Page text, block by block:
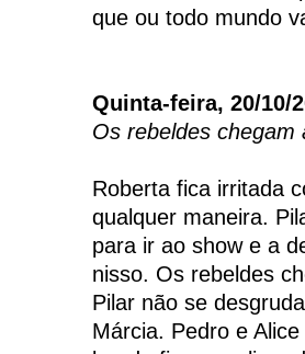
que ou todo mundo
Quinta-feira, 20/10/
Os rebeldes
Roberta fica irritada
qualquer maneira.
para ir ao show e a
nisso. Os rebeldes
Pilar não se
Márcia. Pedro e